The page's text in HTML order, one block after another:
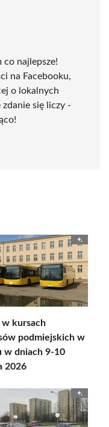
najlepsze!
na Facebooku,
o lokalnych
się liczy -
w kursach
podmiejskich w
w dniach 9-10
2026